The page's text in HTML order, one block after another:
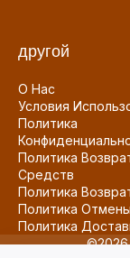
другой
О Нас
Условия
Политика
Политика
Средств
Политика
Политика
Политика
©2026